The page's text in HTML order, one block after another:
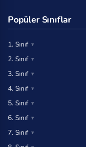
Popüler Sınıflar
1. Sınıf
2. Sınıf
3. Sınıf
4. Sınıf
5. Sınıf
6. Sınıf
7. Sınıf